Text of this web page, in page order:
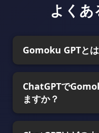
よくあ
Gomoku GPTと
ChatGPTで
ますか？